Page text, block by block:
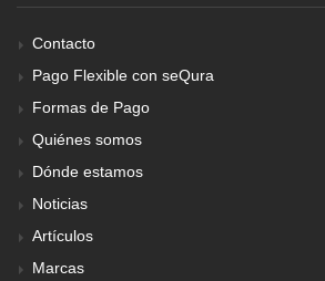
Contacto
Pago Flexible con seQura
Formas de Pago
Quiénes somos
Dónde estamos
Noticias
Artículos
Marcas